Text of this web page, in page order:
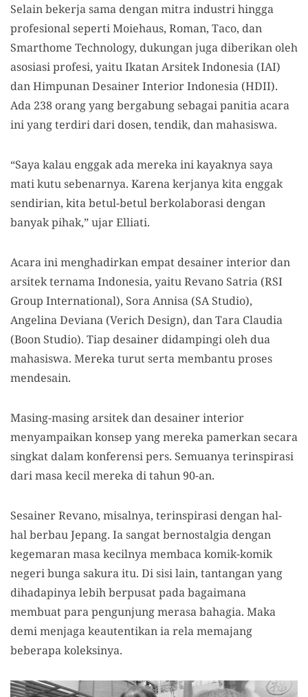
Selain bekerja sama dengan mitra industri hingga
profesional seperti Moiehaus, Roman, Taco, dan
Smarthome Technology, dukungan juga diberikan oleh
asosiasi profesi, yaitu Ikatan Arsitek Indonesia (IAI)
dan Himpunan Desainer Interior Indonesia (HDII).
Ada 238 orang yang bergabung sebagai panitia acara
ini yang terdiri dari dosen, tendik, dan mahasiswa.
“Saya kalau enggak ada mereka ini kayaknya saya
mati kutu sebenarnya. Karena kerjanya kita enggak
sendirian, kita betul-betul berkolaborasi dengan
banyak pihak,” ujar Elliati.
Acara ini menghadirkan empat desainer interior dan
arsitek ternama Indonesia, yaitu Revano Satria (RSI
Group International), Sora Annisa (SA Studio),
Angelina Deviana (Verich Design), dan Tara Claudia
(Boon Studio). Tiap desainer didampingi oleh dua
mahasiswa. Mereka turut serta membantu proses
mendesain.
Masing-masing arsitek dan desainer interior
menyampaikan konsep yang mereka pamerkan secara
singkat dalam konferensi pers. Semuanya terinspirasi
dari masa kecil mereka di tahun 90-an.
Sesainer Revano, misalnya, terinspirasi dengan hal-
hal berbau Jepang. Ia sangat bernostalgia dengan
kegemaran masa kecilnya membaca komik-komik
negeri bunga sakura itu. Di sisi lain, tantangan yang
dihadapinya lebih berpusat pada bagaimana
membuat para pengunjung merasa bahagia. Maka
demi menjaga keautentikan ia rela memajang
beberapa koleksinya.